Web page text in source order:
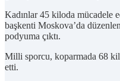
Kadınlar 45 kiloda mücadele
başkenti Moskova’da
podyuma çıktı.
Milli sporcu, koparmada 68
etti.